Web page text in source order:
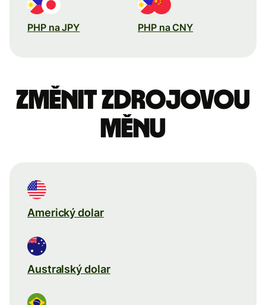
PHP na JPY PHP na CNY
Změnit zdrojovou
měnu
Americký dolar
Australský dolar